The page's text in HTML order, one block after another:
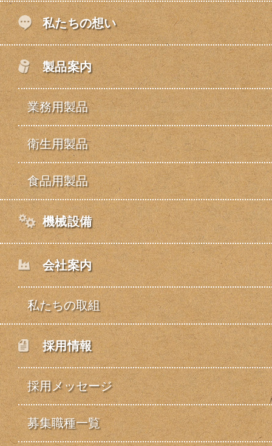
私たちの想い
製品案内
業務用製品
衛生用製品
食品用製品
機械設備
会社案内
私たちの取組
採用情報
採用メッセージ
募集職種一覧